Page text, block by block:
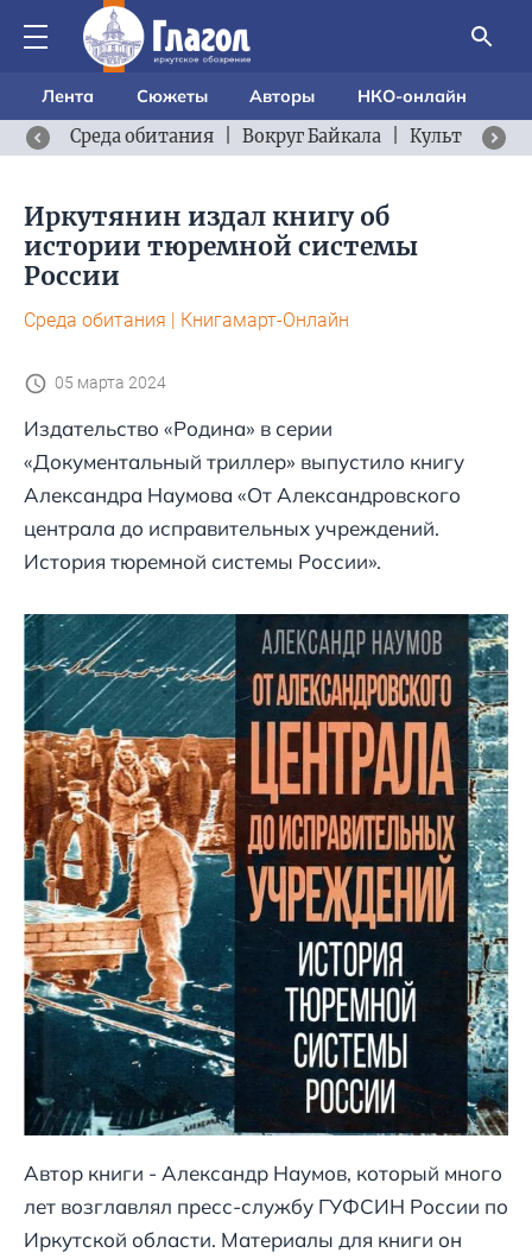
Лента Сюжеты Авторы
НКО-онлайн
Среда обитания
Вокруг Байкала Культурный
Иркутянин издал книгу об
истории тюремной системы
России
Среда обитания | Книгамарт-Онлайн
05 марта 2024
Издательство «Родина» в серии
«Документальный триллер» выпустило книгу
Александра Наумова «От Александровского
централа до исправительных учреждений.
История тюремной системы России».
Автор книги - Александр Наумов, который много
лет возглавлял пресс-службу ГУФСИН России по
Иркутской области. Материалы для книги он